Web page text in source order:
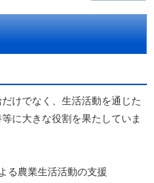
けでなく、生活活動を通じた
に大きな役割を果たしていま
る農業生活活動の支援